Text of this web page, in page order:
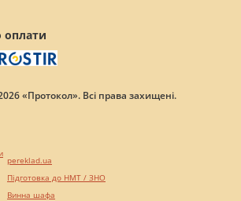
«Протокол». Всі права захищені.
pereklad.ua
Підготовка до НМТ / ЗНО
Винна шафа